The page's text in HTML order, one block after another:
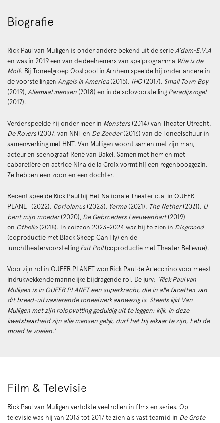
Biografie
Rick Paul van Mulligen is onder andere bekend uit de serie A’dam-E.V.A
en was in 2019 een van de deelnemers van spelprogramma Wie is de
Mol?. Bij Toneelgroep Oostpool in Arnhem speelde hij onder andere in
de voorstellingen Angels in America (2015), IHO (2017), Small Town Boy
(2019), Allemaal mensen (2018) en in de solovoorstelling Paradijsvogel
(2017).
Verder speelde hij onder meer in Monsters (2014) van Theater Utrecht,
De Rovers (2007) van NNT en De Zender(2016) van de Toneelschuur in
samenwerking met HNT. Van Mulligen woont samen met zijn man,
acteur en scenograaf René van Bakel. Samen met hem en met
cabaretière en actrice Nina de la Croix vormt hij een regenbooggezin.
Ze hebben een zoon en een dochter.
Recent speelde Rick Paul bij Het Nationale Theater o.a. in QUEER
PLANET (2022), Coriolanus (2023), Yerma (2021), The Nether(2021), U
bent mijn moeder(2020), De Gebroeders Leeuwenhart(2019)
en Othello (2018). In seizoen 2023-2024 was hij te zien in Disgraced
(coproductie met Black Sheep Can Fly) en de
lunchtheatervoorstelling Exit Poll(coproductie met Theater Bellevue).
Voor zijn rol in QUEER PLANET won Rick Paul de Arlecchino voor meest
indrukwekkende mannelijke bijdragende rol. De jury: 'Rick Paul van
Mulligen is in QUEER PLANET een superkracht, die in alle facetten van
dit breed-uitwaaierende toneelwerk aanwezig is. Steeds lijkt Van
Mulligen met zijn rolopvatting geduldig uit te leggen: kijk, in deze
kwetsbaarheid zijn alle mensen gelijk, durf het bij elkaar te zijn, heb de
moed te voelen.’
Film & Televisie
Rick Paul van Mulligen vertolkte veel rollen in films en series. Op
televisie was hij van 2013 tot 2017 te zien als vast teamlid in De Grote